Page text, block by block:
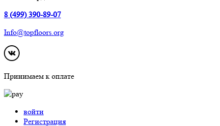
8 (499) 390-89-07
Info@topfloors.org
Принимаем к оплате
войти
Регистрация